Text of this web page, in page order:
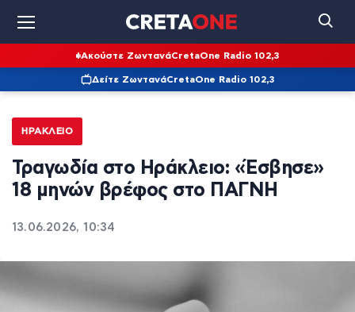
Ακούστε ΖωντανάCretaOne Radio 102,3
Δείτε ΖωντανάCretaOne Radio 102,3
ΗΡΆΚΛΕΙΟ
Τραγωδία στο Ηράκλειο: «Έσβησε»
18 μηνών βρέφος στο ΠΑΓΝΗ
13.06.2026, 10:34